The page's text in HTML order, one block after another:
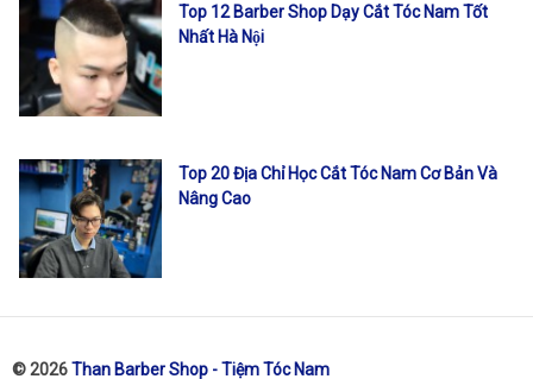
Top 12 Barber Shop Dạy Cắt Tóc Nam Tốt
Nhất Hà Nội
Top 20 Địa Chỉ Học Cắt Tóc Nam Cơ Bản Và
Nâng Cao
© 2026Than Barber Shop - Tiệm Tóc Nam